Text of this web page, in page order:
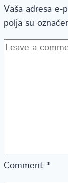
Vaša adresa e-
polja su
Comment *